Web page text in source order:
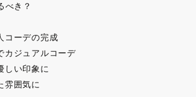
べき？
コーデの完成
カジュアルコーデ
しい印象に
雰囲気に